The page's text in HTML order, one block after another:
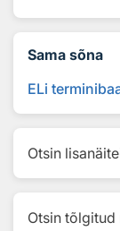
Sama sõna
ELi
Otsin
Otsin tõlgitud